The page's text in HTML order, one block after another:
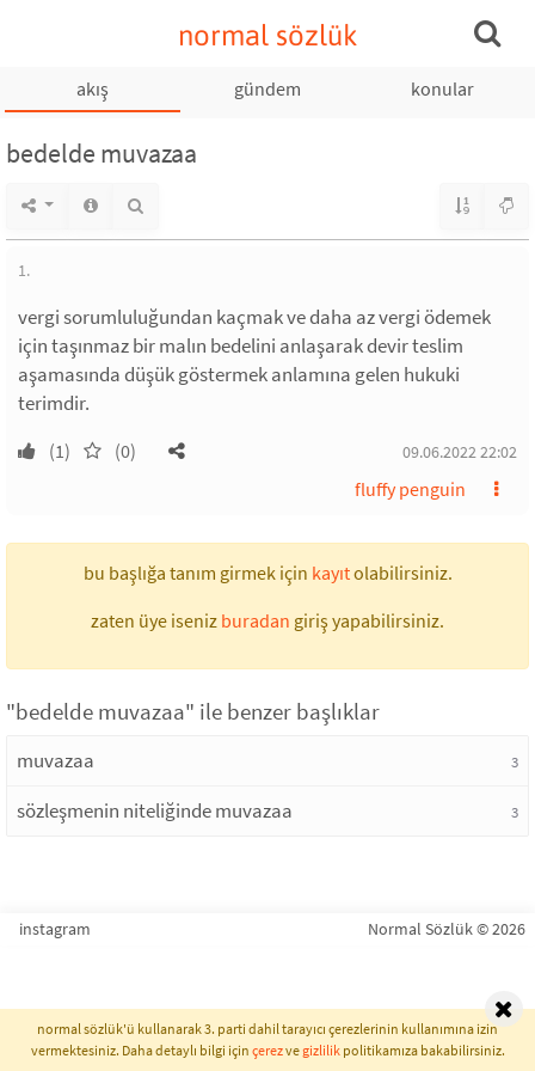
normal sözlük
akış gündem konular
bedelde muvazaa
1.
vergi sorumluluğundan kaçmak ve daha az vergi ödemek
için taşınmaz bir malın bedelini anlaşarak devir teslim
aşamasında düşük göstermek anlamına gelen hukuki
terimdir.
(1) (0) 09.06.2022 22:02
fluffy penguin
bu başlığa tanım girmek için kayıtolabilirsiniz.
zaten üye iseniz buradan giriş yapabilirsiniz.
"bedelde muvazaa" ile benzer başlıklar
muvazaa 3
sözleşmenin niteliğinde muvazaa 3
instagram Normal Sözlük © 2026
normal sözlük'ü kullanarak 3. parti dahil tarayıcı çerezlerinin kullanımına izin
vermektesiniz. Daha detaylı bilgi için çerezvegizlilikpolitikamıza bakabilirsiniz.